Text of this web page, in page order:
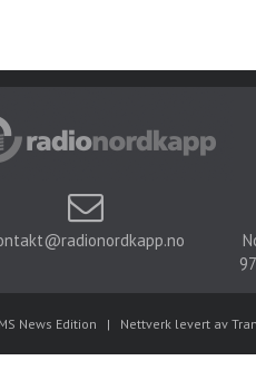
News Edition | Nettverk levert av